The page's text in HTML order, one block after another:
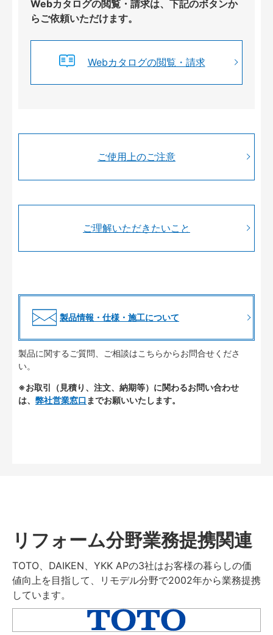
Webカタログの閲覧・請求は、下記のボタンか
らご依頼いただけます。
Webカタログの閲覧・請求
ご使用上のご注意
ご理解いただきたいこと
製品情報・仕様・施工について
製品に関するご質問、ご相談はこちらからお問合せくださ
い。
※お取引（見積り、注文、納期等）に関わるお問い合わせ
は、 弊社営業窓口 までお願いいたします。
リフォーム分野業務提携関連
TOTO、DAIKEN、YKK APの3社はお客様の暮らしの価
値向上を目指して、リモデル分野で2002年から業務提携
しています。